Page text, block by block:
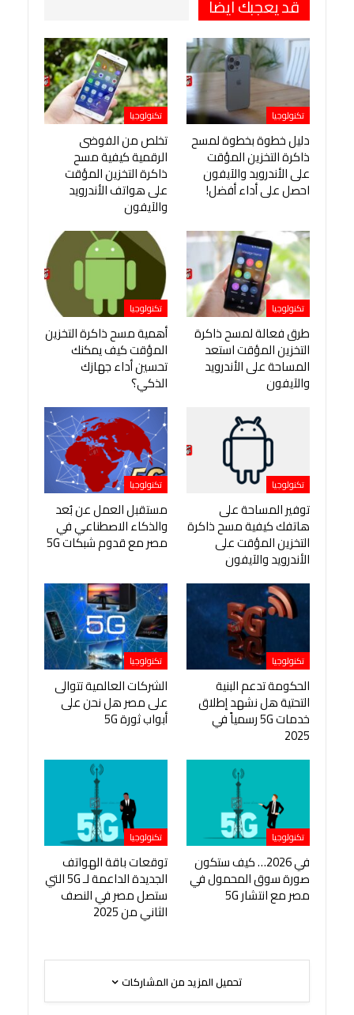
قد يعجبك ايضا
تكنولوجيا
دليل خطوة بخطوة لمسح
ذاكرة التخزين المؤقت
على الأندرويد والآيفون
احصل على أداء أفضل!
تكنولوجيا
تخلص من الفوضى
الرقمية كيفية مسح
ذاكرة التخزين المؤقت
على هواتف الأندرويد
والآيفون
تكنولوجيا
طرق فعالة لمسح ذاكرة
التخزين المؤقت استعد
المساحة على الأندرويد
والآيفون
تكنولوجيا
أهمية مسح ذاكرة التخزين
المؤقت كيف يمكنك
تحسين أداء جهازك
الذكي؟
تكنولوجيا
توفير المساحة على
هاتفك كيفية مسح ذاكرة
التخزين المؤقت على
الأندرويد والآيفون
تكنولوجيا
مستقبل العمل عن بُعد
والذكاء الاصطناعي في
مصر مع قدوم شبكات 5G
تكنولوجيا
الحكومة تدعم البنية
التحتية هل نشهد إطلاق
خدمات 5G رسمياً في
2025
تكنولوجيا
الشركات العالمية تتوالى
على مصر هل نحن على
أبواب ثورة 5G
تكنولوجيا
في 2026… كيف ستكون
صورة سوق المحمول في
مصر مع انتشار 5G
تكنولوجيا
توقعات باقة الهواتف
الجديدة الداعمة لـ 5G التي
ستصل مصر في النصف
الثاني من 2025
تحميل المزيد من المشاركات